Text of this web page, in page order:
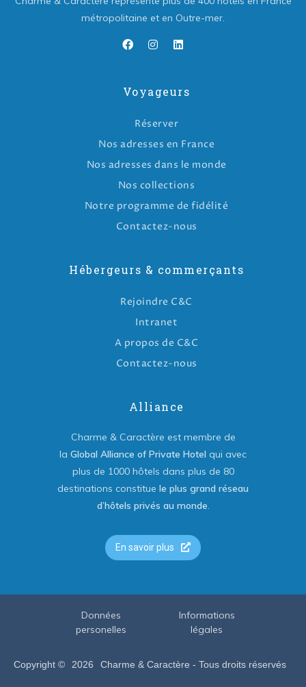
métropolitaine et en Outre-mer.
Voyageurs
Réserver
Nos adresses en France
Nos adresses dans le monde
Nos collections
Notre programme de fidélité
Contactez-nous
Hébergeurs & commerçants
Rejoindre C&C
Intranet
A propos de C&C
Contactez-nous
Alliance
Charme & Caractère est membre de
la Global Alliance of Private Hotel qui avec
plus de 1000 hôtels dans plus de 80
destinations constitue le plus grand réseau
d’hôtels privés au monde.
En savoir plus
Copyright © 2026 Charme & Caractère - Tous droits réservés
Données
personelles
Informations
légales